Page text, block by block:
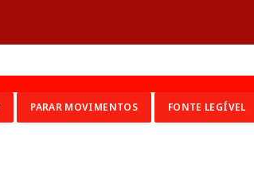
PARAR MOVIMENTOS FONTE LEGÍVEL